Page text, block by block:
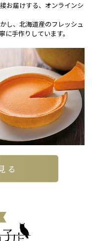
お届けする、 オンラインシ
し、 北海道産のフレッシュ
に手作りしています。
る